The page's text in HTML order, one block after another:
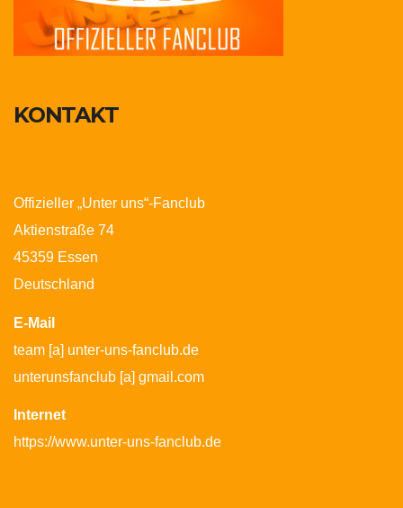
KONTAKT
Offizieller „Unter uns“-Fanclub
Aktienstraße 74
45359 Essen
Deutschland
E-Mail
team [a] unter-uns-fanclub.de
unterunsfanclub [a] gmail.com
Internet
https://www.unter-uns-fanclub.de